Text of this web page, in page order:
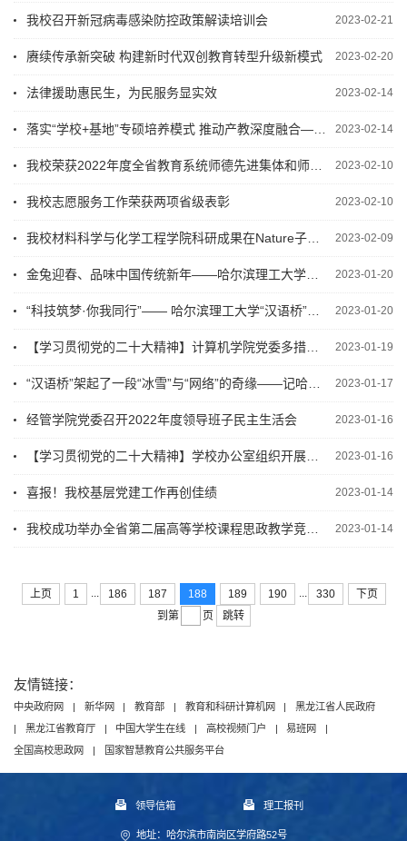
2023-02-21
我校召开新冠病毒感染防控政策解读培训会
2023-02-20
赓续传承新突破 构建新时代双创教育转型升级新模式
2023-02-14
法律援助惠民生，为民服务显实效
2023-02-14
2023-02-10
2023-02-10
我校志愿服务工作荣获两项省级表彰
2023-02-09
2023-01-20
2023-01-20
2023-01-19
2023-01-17
2023-01-16
经管学院党委召开2022年度领导班子民主生活会
2023-01-16
2023-01-14
喜报！我校基层党建工作再创佳绩
2023-01-14
上页 1 ... 186 187 188 189 190 ... 330
下页
到第
页 跳转
友情链接：
中央政府网 | 新华网 | 教育部 | 教育和科研计算机网 |
黑龙江省人民政府
|
黑龙江省教育厅 | 中国大学生在线 | 高校视频门户 | 易班网
|
全国高校思政网
| 国家智慧教育公共服务平台
领导信箱 理工报刊
地址：哈尔滨市南岗区学府路52号